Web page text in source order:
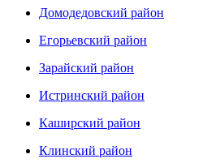
Домодедовский район
Егорьевский район
Зарайский район
Истринский район
Каширский район
Клинский район